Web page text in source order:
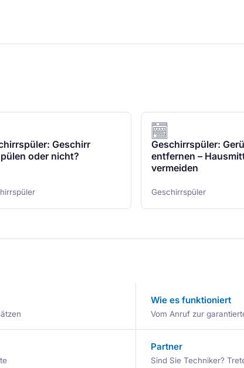
Geschirr
oder nicht?
Geschirrspüler:
entfernen –
vermeiden
Geschirrspüler
Wie es funktioniert
Vom Anruf zur
Partner
Sind Sie Techniker?